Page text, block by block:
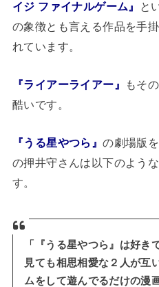
イジ ファイナルゲーム』
と
の象徴とも言える作品を手
れています。
『ライアーライアー』
もそ
酷いです。
『うる星やつら』の劇場版
の押井守さんは以下のよう
す。
「『うる星やつら』は好き
見ても相思相愛な２人が互
ムをして遊んでるだけの漫